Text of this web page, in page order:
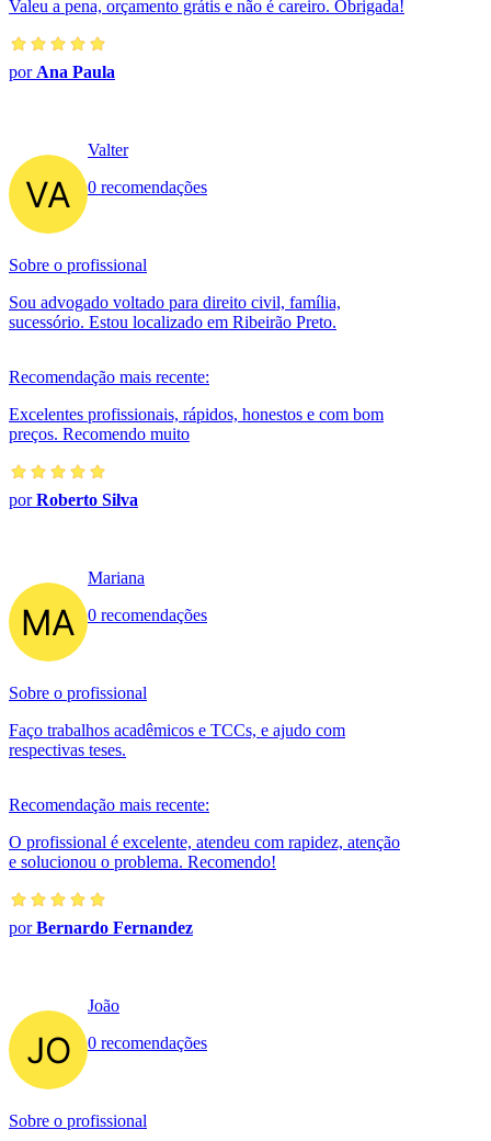
Valeu a pena, orçamento grátis e não é careiro. Obrigada!
por Ana Paula
Valter
0 recomendações
Sobre o profissional
Sou advogado voltado para direito civil, família,
sucessório. Estou localizado em Ribeirão Preto.
Recomendação mais recente:
Excelentes profissionais, rápidos, honestos e com bom
preços. Recomendo muito
porRoberto Silva
Mariana
0 recomendações
Sobre o profissional
Faço trabalhos acadêmicos e TCCs, e ajudo com
respectivas teses.
Recomendação mais recente:
O profissional é excelente, atendeu com rapidez, atenção
e solucionou o problema. Recomendo!
porBernardo Fernandez
João
0 recomendações
Sobre o profissional